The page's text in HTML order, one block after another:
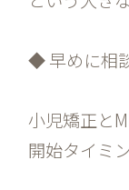
◆ 早めに相
小児矯正と
開始タイミ